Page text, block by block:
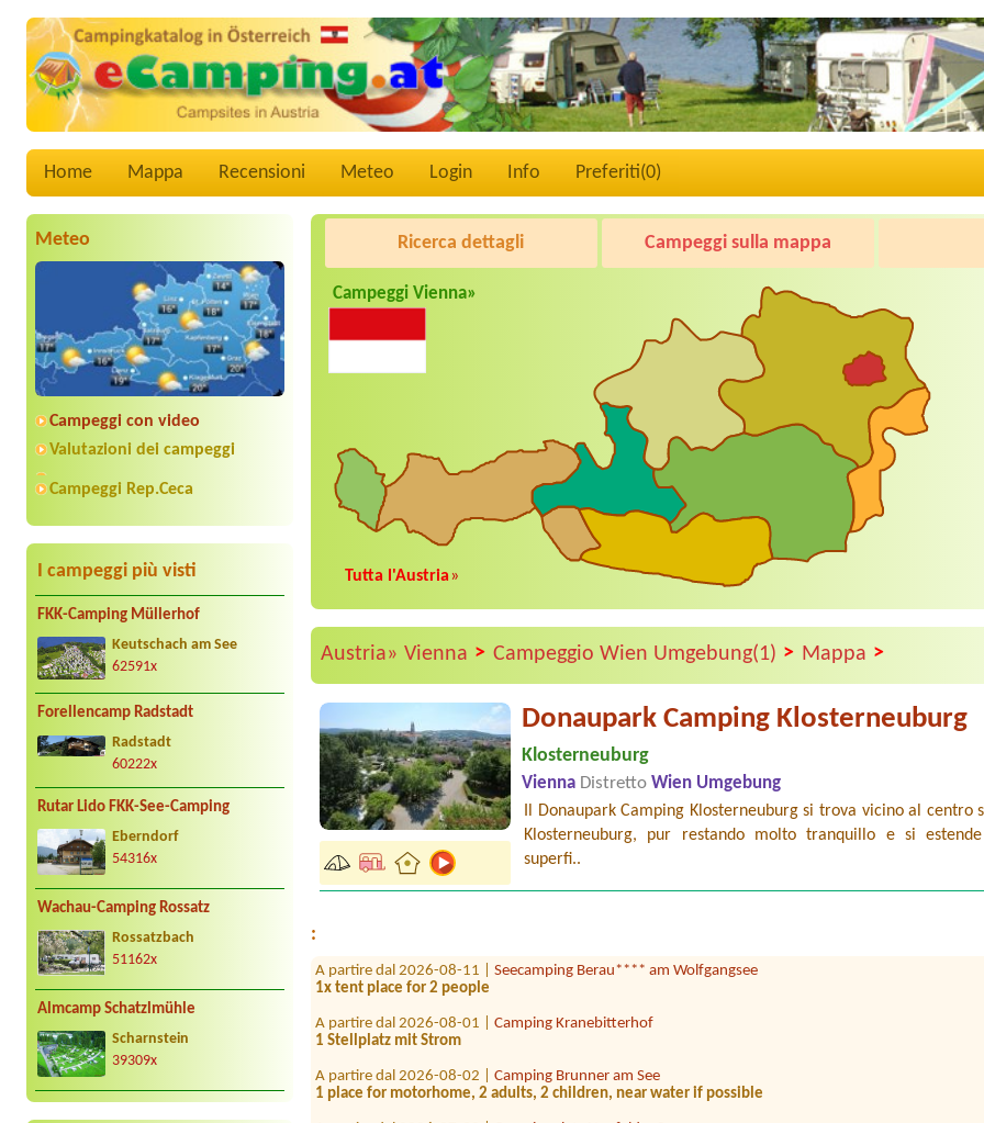
Home Mappa Recensioni Meteo Login Info Preferiti(0)
Meteo
Campeggi con video
Valutazioni dei campeggi
Campeggi Rep.Ceca
I campeggi più visti
FKK-Camping Müllerhof
Keutschach am See
62591x
Forellencamp Radstadt
Radstadt
60222x
Rutar Lido FKK-See-Camping
Eberndorf
54316x
Wachau-Camping Rossatz
Rossatzbach
51162x
Almcamp Schatzlmühle
Scharnstein
39309x
Ricerca dettagli Campeggi sulla mappa
Campeggi Vienna»
Tutta l'Austria »
Austria» Vienna > Campeggio Wien Umgebung(1) > Mappa >
Donaupark Camping Klosterneuburg
Klosterneuburg
Vienna Distretto Wien Umgebung
Il Donaupark Camping Klosterneuburg si trova vicino al centro
Klosterneuburg, pur restando molto tranquillo e si
superfi..
:
A partire dal 2026-08-15 |
Romantik-Camping Wolfgangsee Lindenstrand
Win stellplatz fur zelt und ein auto
1x tent place for 2 people
1 Stellplatz mit Strom
1 place for motorhome, 2 adults, 2 children, near water if possible